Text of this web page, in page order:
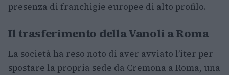
presenza di franchigie europee di alto profilo.
Il trasferimento della Vanoli a Roma
La società ha reso noto di aver avviato l’iter per
spostare la propria sede da Cremona a Roma, una